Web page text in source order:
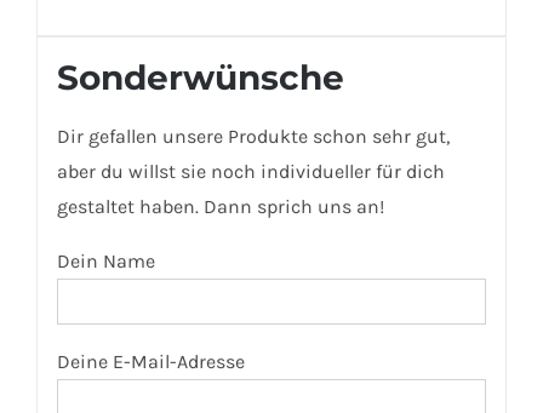
Sonderwünsche
Dir gefallen unsere Produkte schon sehr gut,
aber du willst sie noch individueller für dich
gestaltet haben. Dann sprich uns an!
Dein Name
Deine E-Mail-Adresse